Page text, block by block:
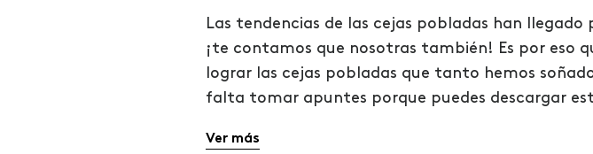
Las tendencias de las cejas pobladas han
¡te contamos que nosotras también! Es por eso
lograr las cejas pobladas que tanto hemos
falta tomar apuntes porque puedes descargar
Ver más